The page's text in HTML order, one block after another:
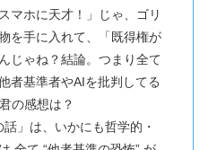
マホに天才！」じゃ、ゴリ
を手に入れて、「既得権が
じゃね？結論。つまり全て
者基準者やAIを批判してる
の感想は？
」は、いかにも哲学的・